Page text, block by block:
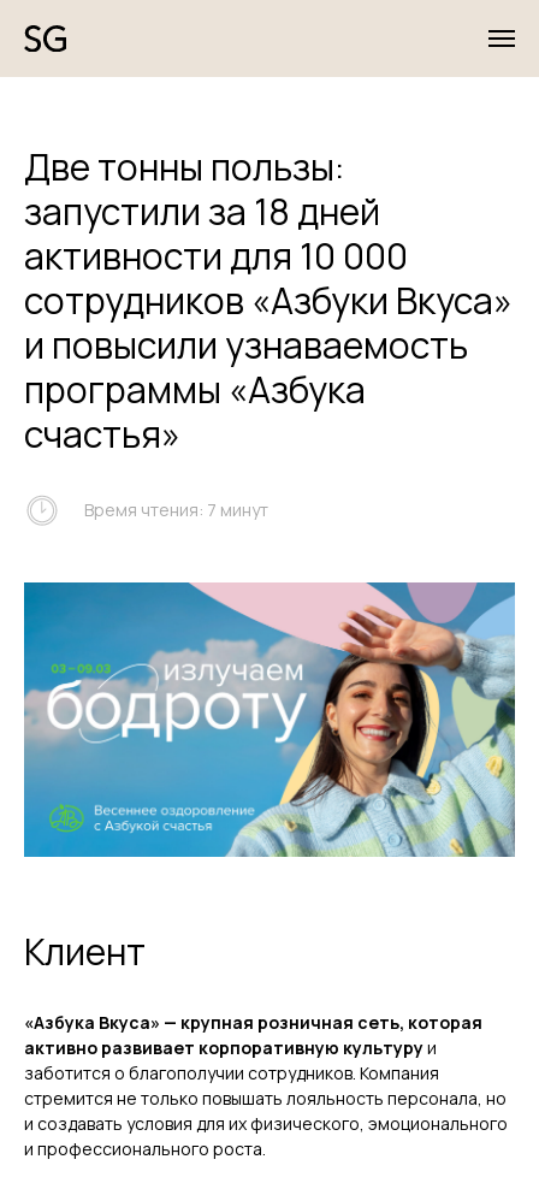
Две тонны пользы:
запустили за 18 дней
активности для 10 000
сотрудников «Азбуки Вкуса»
и повысили узнаваемость
программы «Азбука
счастья»
Время чтения: 7 минут
Клиент
«Азбука Вкуса» — крупная розничная сеть, которая
активно развивает корпоративную культуруи
заботится о благополучии сотрудников. Компания
стремится не только повышать лояльность персонала, но
и создавать условия для их физического, эмоционального
и профессионального роста.